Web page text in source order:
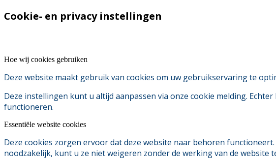
Cookie- en privacy instellingen
Hoe wij cookies gebruiken
Deze website maakt gebruik van cookies om uw gebruikservaring te
Deze instellingen kunt u altijd aanpassen via onze cookie melding.
functioneren.
Essentiële website cookies
Deze cookies zorgen ervoor dat deze website naar behoren
noodzakelijk, kunt u ze niet weigeren zonder de werking van de website